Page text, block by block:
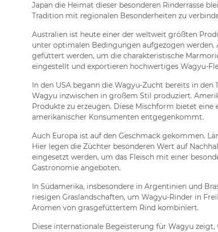
Japan die Heimat dieser besonderen Rinderrasse
Tradition mit regionalen Besonderheiten zu
Australien ist heute einer der weltweit größten
unter optimalen Bedingungen aufgezogen werden.
gefüttert werden, um die charakteristische
eingestellt und exportieren hochwertiges Wagyu-
In den USA begann die Wagyu-Zucht bereits in
Wagyu inzwischen in großem Stil produziert.
Produkte zu erzeugen. Diese Mischform bietet
amerikanischer Konsumenten entgegenkommt.
Auch Europa ist auf den Geschmack gekommen.
Hier legen die Züchter besonderen Wert auf
eingesetzt werden, um das Fleisch mit einer
Gastronomie angeboten.
In Südamerika, insbesondere in Argentinien und
riesigen Graslandschaften, um Wagyu-Rinder in
Aromen von grasgefüttertem Rind kombiniert.
Diese internationale Begeisterung für Wagyu zeigt,